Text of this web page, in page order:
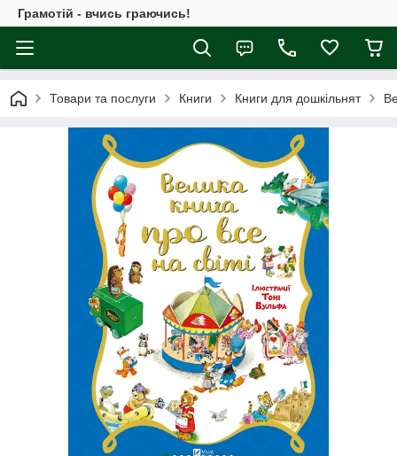
Грамотій - вчись граючись!
Товари та послуги Книги Книги для дошкільнят